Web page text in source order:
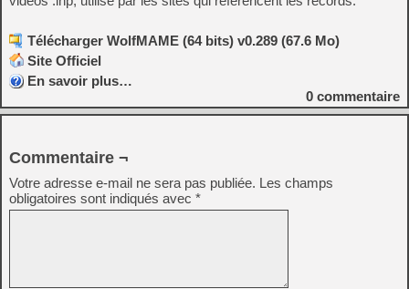
Télécharger WolfMAME (64 bits) v0.289 (67.6 Mo)
Site Officiel
En savoir plus…
0 commentaire
Commentaire ¬
Votre adresse e-mail ne sera pas publiée. Les champs
obligatoires sont indiqués avec *